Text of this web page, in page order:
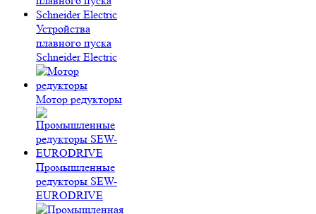
Устройства
плавного пуска
Schneider Electric
Мотор редукторы
Промышленные
редукторы SEW-
EURODRIVE